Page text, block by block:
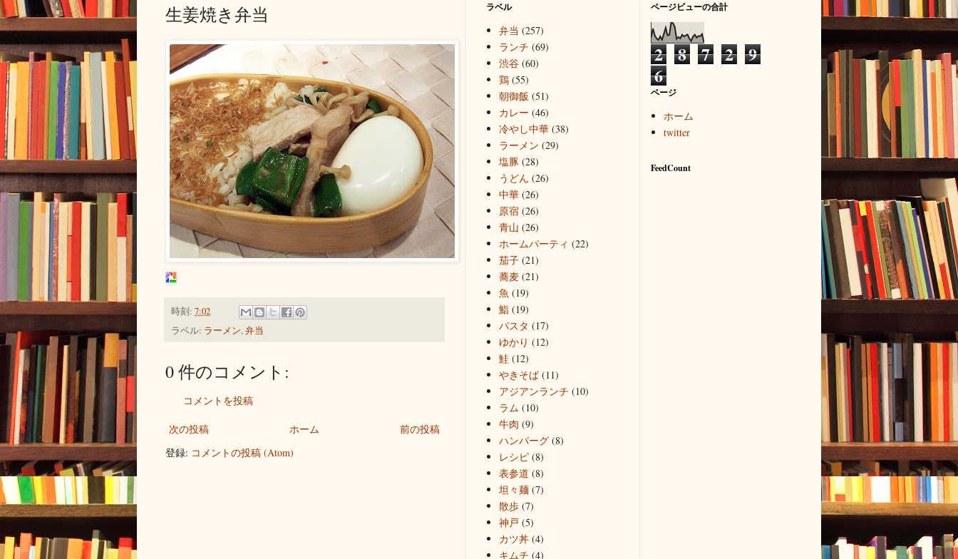
生姜焼き弁当
時刻: 7:02
ラベル: ラーメン,弁当
0 件のコメント:
コメントを投稿
次の投稿 前の投稿
ホーム
登録: コメントの投稿 (Atom)
ラベル
弁当 (257)
ランチ (69)
渋谷 (60)
鶏 (55)
朝御飯 (51)
カレー (46)
冷やし中華 (38)
ラーメン (29)
塩豚 (28)
うどん (26)
中華 (26)
原宿 (26)
青山 (26)
ホームパーティ (22)
茄子 (21)
蕎麦 (21)
魚 (19)
鮨 (19)
パスタ (17)
ゆかり (12)
鮭 (12)
やきそば (11)
アジアンランチ (10)
ラム (10)
牛肉 (9)
ハンバーグ (8)
レシピ (8)
表参道 (8)
坦々麺 (7)
散歩 (7)
神戸 (5)
カツ丼 (4)
キムチ (4)
ページビューの合計
2 8 7 2 9
6
ページ
ホーム
twitter
FeedCount